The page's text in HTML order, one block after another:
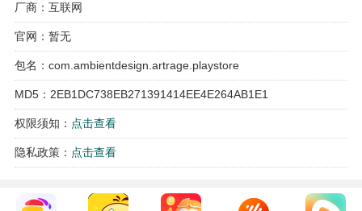
软件亮点
1、自动记录绘画过程，画完后可以导出成视频，方便回顾自
己的创作步骤。
2、artrage支持导入图片作为参考，还能把图片放在底层当描
摹底稿，辅助练习线条和色彩。
3、撤销和重做功能支持超过100个步骤，画错了随时可以退
厂商：互联网
官网：暂无
包名：com.ambientdesign.artrage.playstore
MD5：2EB1DC738EB271391414EE4E264AB1E1
权限须知： 点击查看
隐私政策： 点击查看